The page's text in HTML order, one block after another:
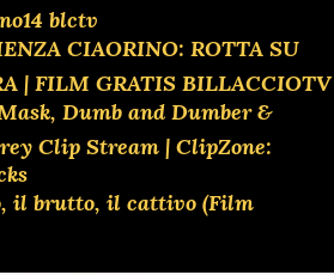
blctv
CIAORINO: ROTTA SU
| FILM GRATIS BILLACCIOTV
Dumb and Dumber &
Clip Stream | ClipZone:
il brutto, il cattivo (Film